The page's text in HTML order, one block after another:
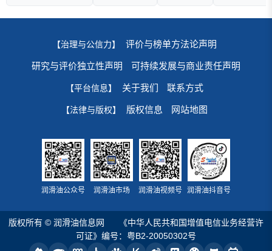
【治理与公信力】 评价与榜单方法论声明
研究与评价独立性声明 可持续发展与商业责任声明
【平台信息】 关于我们 联系方式
【法律与版权】 版权信息 网站地图
润滑油公众号 润滑油市场 润滑油视频号 润滑油抖音号
版权所有 © 润滑油信息网
《中华人民共和国增值电信业务经营许
可证》编号：粤B2-20050302号